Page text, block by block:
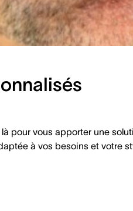
pour vous apporter une
à vos besoins et votre